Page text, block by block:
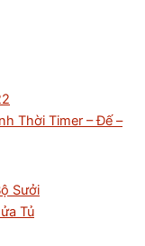
Thời Timer – Đế –
Sưởi
Tủ